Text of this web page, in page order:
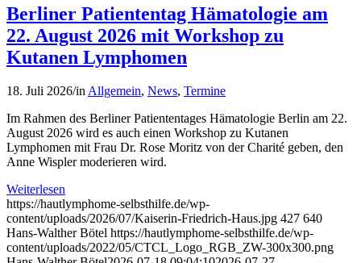
Berliner Patiententag Hämatologie am
22. August 2026 mit Workshop zu
Kutanen Lymphomen
18. Juli 2026/inAllgemein, News, Termine
Im Rahmen des Berliner Patiententages Hämatologie Berlin am 22.
August 2026 wird es auch einen Workshop zu Kutanen
Lymphomen mit Frau Dr. Rose Moritz von der Charité geben, den
Anne Wispler moderieren wird.
Weiterlesen
https://hautlymphome-selbsthilfe.de/wp-
content/uploads/2026/07/Kaiserin-Friedrich-Haus.jpg 427 640
Hans-Walther Bötel https://hautlymphome-selbsthilfe.de/wp-
content/uploads/2022/05/CTCL_Logo_RGB_ZW-300x300.png